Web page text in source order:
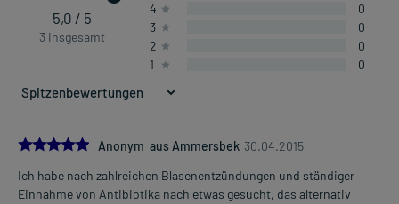
5,0 / 5
3 insgesamt
4
0
3
0
2
0
1
0
5.0Anonym aus Ammersbek 30.04.2015
Ich habe nach zahlreichen Blasenentzündungen und ständiger
Einnahme von Antibiotika nach etwas gesucht, das alternativ